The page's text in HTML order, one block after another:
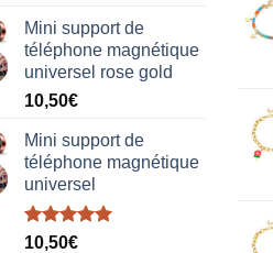
Mini support de
téléphone magnétique
universel rose gold
10,50€
Mini support de
téléphone magnétique
universel
Note5.00
10,50€